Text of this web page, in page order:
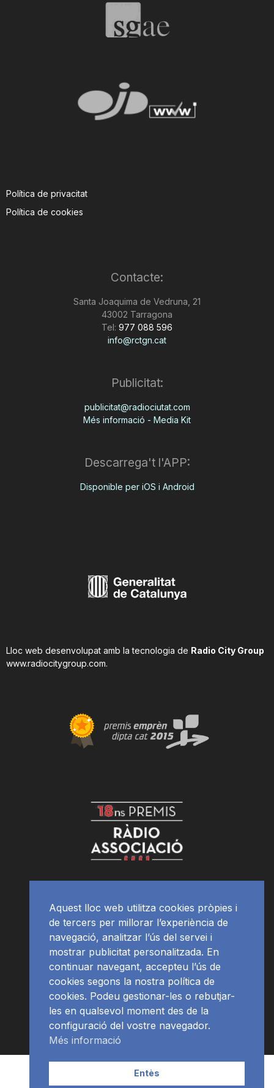
g
Política de privacitat
Política de cookies
Contacte:
Santa Joaquima de Vedruna, 21
43002 Tarragona
Tel: 977 088 596
info@rctgn.cat
Publicitat:
publicitat@radiociutat.com
Més informació - Media Kit
Descarrega't l'APP:
Disponible per iOS i Android
Lloc web desenvolupat amb la tecnologia de Radio City Group
www.radiocitygroup.com.
APP Programació
Aquest lloc web utilitza cookies pròpies i
de tercers per millorar l’experiència de
navegació, analitzar l’ús del servei i
mostrar publicitat personalitzada. En
continuar navegant, accepteu l’ús de
cookies segons la nostra política de
cookies. Podeu gestionar-les o rebutjar-
les en qualsevol moment des de la
configuració del vostre navegador.
Més informació
Entès